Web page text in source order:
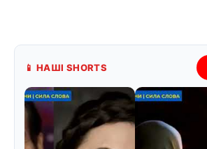
📱 НАШІ SHORTS